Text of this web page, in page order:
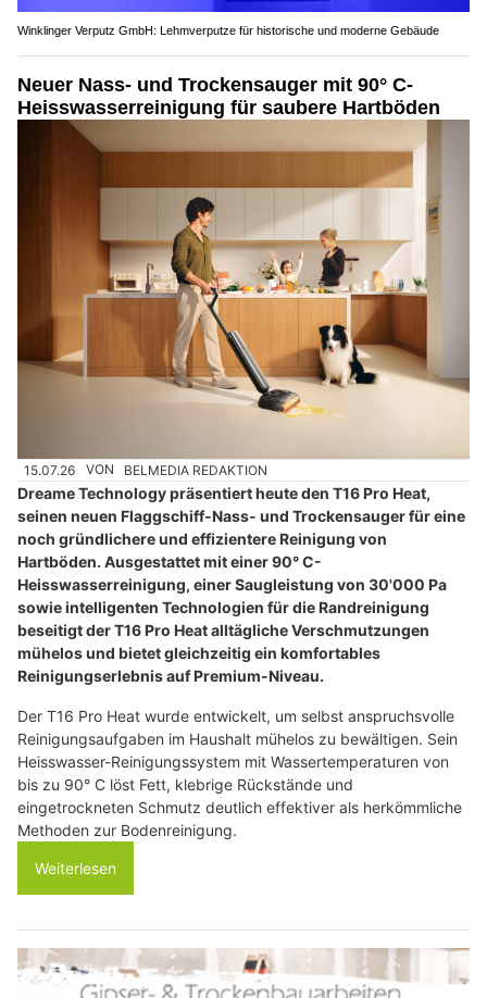
Winklinger Verputz GmbH: Lehmverputze für historische und moderne Gebäude
Neuer Nass- und Trockensauger mit 90° C-
Heisswasserreinigung für saubere Hartböden
15.07.26 VON BELMEDIA REDAKTION
Dreame Technology präsentiert heute den T16 Pro Heat,
seinen neuen Flaggschiff-Nass- und Trockensauger für eine
noch gründlichere und effizientere Reinigung von
Hartböden. Ausgestattet mit einer 90° C-
Heisswasserreinigung, einer Saugleistung von 30'000 Pa
sowie intelligenten Technologien für die Randreinigung
beseitigt der T16 Pro Heat alltägliche Verschmutzungen
mühelos und bietet gleichzeitig ein komfortables
Reinigungserlebnis auf Premium-Niveau.
Der T16 Pro Heat wurde entwickelt, um selbst anspruchsvolle
Reinigungsaufgaben im Haushalt mühelos zu bewältigen. Sein
Heisswasser-Reinigungssystem mit Wassertemperaturen von
bis zu 90° C löst Fett, klebrige Rückstände und
eingetrockneten Schmutz deutlich effektiver als herkömmliche
Methoden zur Bodenreinigung.
Weiterlesen